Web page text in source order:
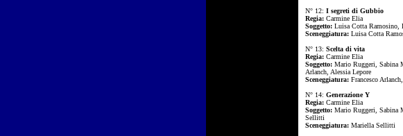
N° 12: I segreti di Gubbio
Regia: Carmine Elia
Soggetto: Luisa Cotta Ramosino,
Sceneggiatura: Luisa Cotta
N° 13: Scelta di vita
Regia: Carmine Elia
Soggetto: Mario Ruggeri, Sabina
Arlanch, Alessia Lepore
Sceneggiatura: Francesco
N° 14: Generazione Y
Regia: Carmine Elia
Soggetto: Mario Ruggeri, Sabina
Sellitti
Sceneggiatura: Mariella Sellitti